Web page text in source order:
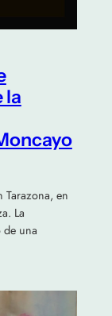
la
en
La
de una